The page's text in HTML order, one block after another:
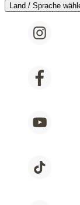
Land / Sprache